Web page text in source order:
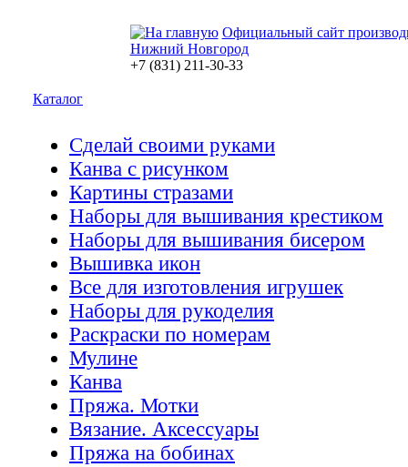
Официальный сайт
Нижний Новгород
+7 (831) 211-30-33
Каталог
Сделай своими руками
Канва с рисунком
Картины стразами
Наборы для вышивания крестиком
Наборы для вышивания бисером
Вышивка икон
Все для изготовления игрушек
Наборы для рукоделия
Раскраски по номерам
Мулине
Канва
Пряжа. Мотки
Вязание. Аксессуары
Пряжа на бобинах